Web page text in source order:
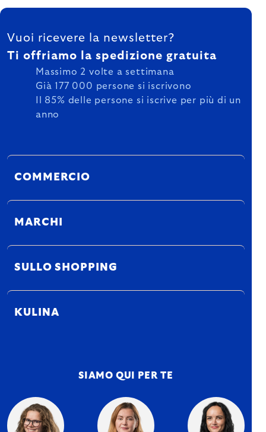
FOOTER
Vuoi ricevere la newsletter?
Ti offriamo la spedizione gratuita
Massimo 2 volte a settimana
Già 177 000 persone si iscrivono
Il 85% delle persone si iscrive per più di un
anno
COMMERCIO
MARCHI
SULLO SHOPPING
KULINA
SIAMO QUI PER TE